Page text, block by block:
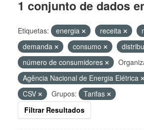
1 conjunto de dados
Etiquetas: energia receita
demanda
consumo
número de consumidores
Agência Nacional de Energia Elétrica
CSV
Grupos:
Tarifas
Filtrar Resultados